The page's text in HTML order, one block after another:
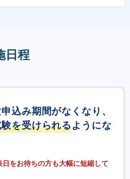
日程
込み期間がなくなり、
を受けられるようにな
をお待ちの方も大幅に短縮して